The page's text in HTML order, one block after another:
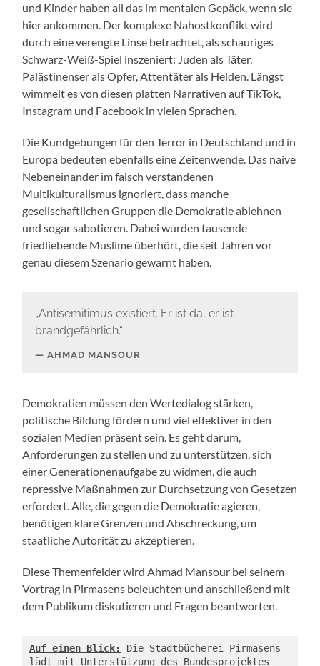
und Kinder haben all das im mentalen Gepäck, wenn sie
hier ankommen. Der komplexe Nahostkonflikt wird
durch eine verengte Linse betrachtet, als schauriges
Schwarz-Weiß-Spiel inszeniert: Juden als Täter,
Palästinenser als Opfer, Attentäter als Helden. Längst
wimmelt es von diesen platten Narrativen auf TikTok,
Instagram und Facebook in vielen Sprachen.
Die Kundgebungen für den Terror in Deutschland und in
Europa bedeuten ebenfalls eine Zeitenwende. Das naive
Nebeneinander im falsch verstandenen
Multikulturalismus ignoriert, dass manche
gesellschaftlichen Gruppen die Demokratie ablehnen
und sogar sabotieren. Dabei wurden tausende
friedliebende Muslime überhört, die seit Jahren vor
genau diesem Szenario gewarnt haben.
„Antisemitimus existiert. Er ist da, er ist
brandgefährlich.“
AHMAD MANSOUR
Demokratien müssen den Wertedialog stärken,
politische Bildung fördern und viel effektiver in den
sozialen Medien präsent sein. Es geht darum,
Anforderungen zu stellen und zu unterstützen, sich
einer Generationenaufgabe zu widmen, die auch
repressive Maßnahmen zur Durchsetzung von Gesetzen
erfordert. Alle, die gegen die Demokratie agieren,
benötigen klare Grenzen und Abschreckung, um
staatliche Autorität zu akzeptieren.
Diese Themenfelder wird Ahmad Mansour bei seinem
Vortrag in Pirmasens beleuchten und anschließend mit
dem Publikum diskutieren und Fragen beantworten.
Auf einen Blick:
Die Stadtbücherei Pirmasens
lädt mit Unterstützung des Bundesprojektes